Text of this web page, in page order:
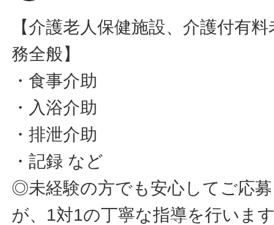
【介護老人保健施設、介護付有
務全般】
・食事介助
・入浴介助
・排泄介助
・記録 など
◎未経験の方でも安心してご応
が、1対1の丁寧な指導を行いま